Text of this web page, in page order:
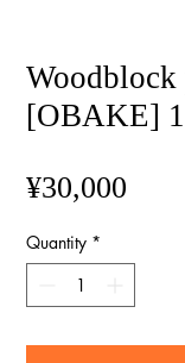
[OBAKE]
¥30,000
Quantity *